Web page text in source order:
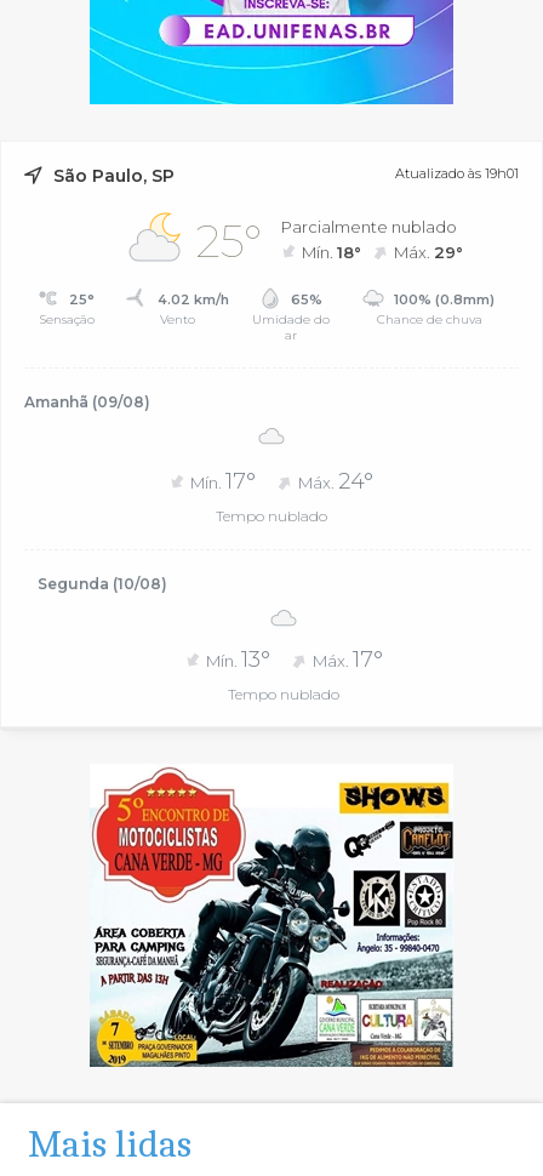
São Paulo, SP Atualizado às 19h01
25°
Parcialmente nublado
Mín.18° Máx. 29°
25°
Sensação
4.02 km/h
Vento
65%
Umidade do
ar
100% (0.8mm)
Chance de chuva
Amanhã (09/08)
Mín. 17° Máx. 24°
Tempo nublado
Segunda (10/08)
Mín. 13° Máx. 17°
Tempo nublado
Mais lidas